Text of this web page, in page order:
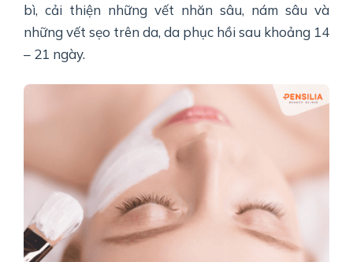
bì, cải thiện những vết nhăn sâu, nám sâu và
những vết sẹo trên da, da phục hồi sau khoảng 14
– 21 ngày.